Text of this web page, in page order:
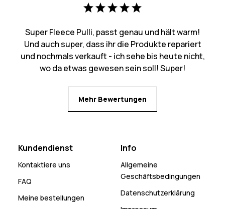
Super Fleece Pulli, passt genau und hält warm!
Und auch super, dass ihr die Produkte repariert
und nochmals verkauft - ich sehe bis heute nicht,
wo da etwas gewesen sein soll! Super!
Mehr Bewertungen
Kundendienst
Kontaktiere uns
FAQ
Meine bestellungen
Info
Allgemeine
Geschäftsbedingungen
Datenschutzerklärung